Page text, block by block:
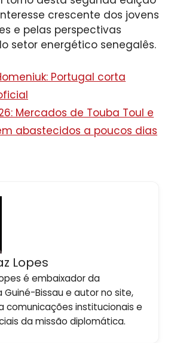
crescente dos jovens
e pelas perspectivas
setor energético senegalês.
Portugal corta
Mercados de Touba Toul e
abastecidos a poucos dias
Lopes
é embaixador da
Guiné-Bissau e autor no site,
comunicações institucionais e
da missão diplomática.